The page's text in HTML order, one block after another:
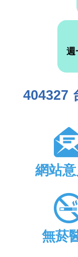
週
404327
網站
無菸